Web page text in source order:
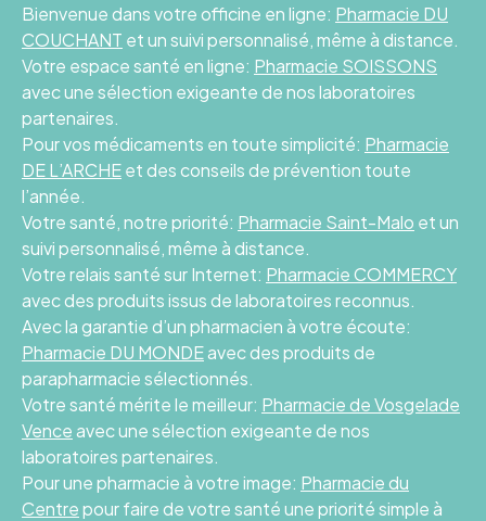
Bienvenue dans votre officine en ligne: Pharmacie DU
COUCHANT et un suivi personnalisé, même à distance.
Votre espace santé en ligne: Pharmacie SOISSONS
avec une sélection exigeante de nos laboratoires
partenaires.
Pour vos médicaments en toute simplicité: Pharmacie
DE L’ARCHEet des conseils de prévention toute
l’année.
Votre santé, notre priorité: Pharmacie Saint-Malo et un
suivi personnalisé, même à distance.
Votre relais santé sur Internet: Pharmacie COMMERCY
avec des produits issus de laboratoires reconnus.
Avec la garantie d’un pharmacien à votre écoute:
Pharmacie DU MONDEavec des produits de
parapharmacie sélectionnés.
Votre santé mérite le meilleur: Pharmacie de Vosgelade
Venceavec une sélection exigeante de nos
laboratoires partenaires.
Pour une pharmacie à votre image: Pharmacie du
Centrepour faire de votre santé une priorité simple à